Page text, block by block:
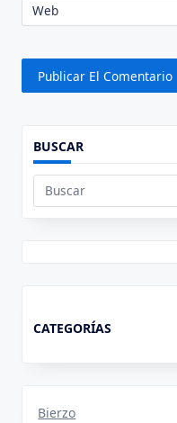
Web
BUSCAR
Buscar:
CATEGORÍAS
Bierzo